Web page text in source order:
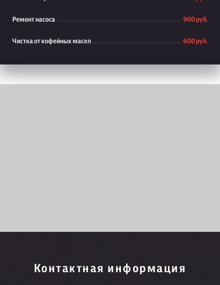
Ремонт насоса 900 руб.
Чистка от кофейных масел 600 руб.
Контактная информация